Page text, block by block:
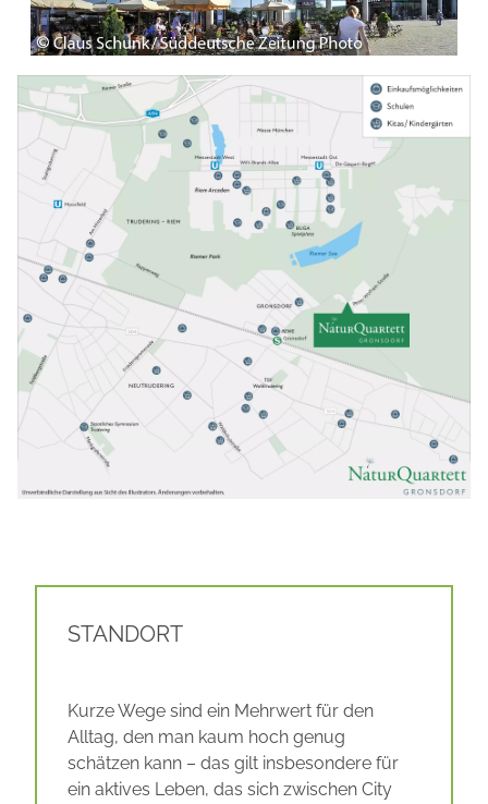
STANDORT
Kurze Wege sind ein Mehrwert für den
Alltag, den man kaum hoch genug
schätzen kann – das gilt insbesondere für
ein aktives Leben, das sich zwischen City